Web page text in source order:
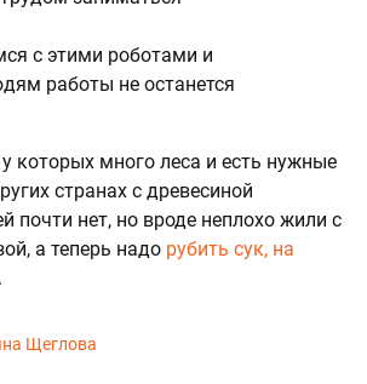
с этими роботами и
работы не останется
которых много леса и есть нужные
странах с древесиной
почти нет, но вроде неплохо жили с
а теперь надо рубить сук, на
.
Щеглова